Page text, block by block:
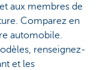
aux membres de
Comparez en
automobile.
renseignez-
et les